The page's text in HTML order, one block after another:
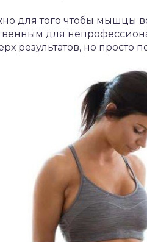
для того чтобы мышцы
для
результатов, но просто